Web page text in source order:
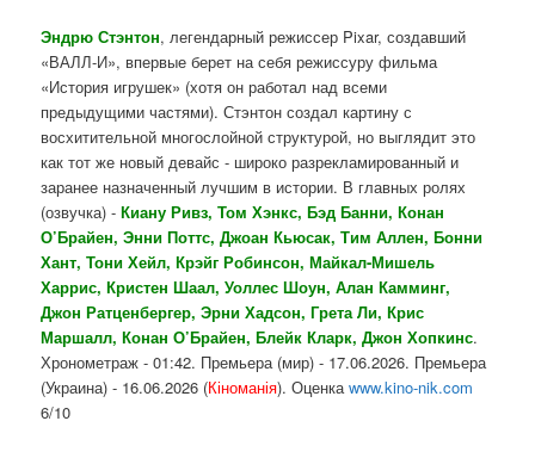
Эндрю Стэнтон, легендарный режиссер Pixar, создавший
«ВАЛЛ-И», впервые берет на себя режиссуру фильма
«История игрушек» (хотя он работал над всеми
предыдущими частями). Стэнтон создал картину с
восхитительной многослойной структурой, но выглядит это
как тот же новый девайс - широко разрекламированный и
заранее назначенный лучшим в истории. В главных ролях
(озвучка) -Киану Ривз, Том Хэнкс, Бэд Банни, Конан
О’Брайен, Энни Поттс, Джоан Кьюсак, Тим Аллен, Бонни
Хант, Тони Хейл, Крэйг Робинсон, Майкал-Мишель
Харрис, Кристен Шаал, Уоллес Шоун, Алан Камминг,
Джон Ратценбергер, Эрни Хадсон, Грета Ли, Крис
Маршалл, Конан О’Брайен, Блейк Кларк, Джон Хопкинс.
Хронометраж - 01:42. Премьера (мир) - 17.06.2026. Премьера
(Украина) - 16.06.2026 (Кіноманія). Оценкаwww.kino-nik.com
6/10